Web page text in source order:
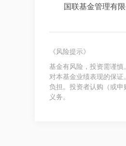
国联基金管理有
《风险提示》
基金有风险，投资需谨
对本基金业绩表现的保
负担。投资者认购（或
义务。